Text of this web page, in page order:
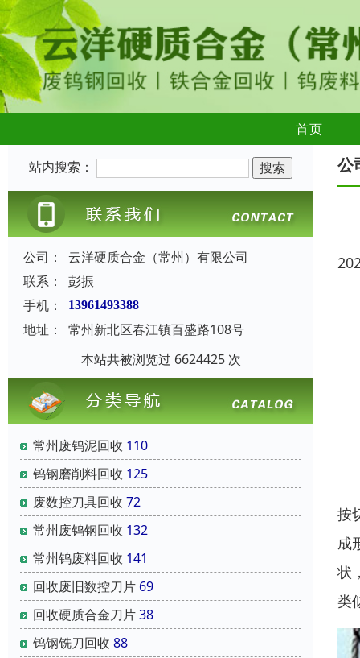
首页
站内搜索：
公司：
云洋硬质合金（常州）有限公司
联系：
彭振
手机：
13961493388
地址：
常州新北区春江镇百盛路108号
本站共被浏览过 6624425 次
常州废钨泥回收 110
钨钢磨削料回收 125
废数控刀具回收 72
常州废钨钢回收 132
常州钨废料回收 141
回收废旧数控刀片 69
回收硬质合金刀片38
钨钢铣刀回收 88
公
按
成
状
类